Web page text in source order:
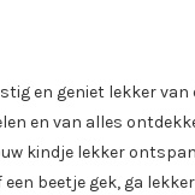
en geniet lekker
en van alles
kindje lekker
beetje gek, ga